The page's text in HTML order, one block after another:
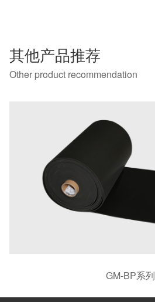
其他产品推荐
Other product recommendation
GM-BP系列